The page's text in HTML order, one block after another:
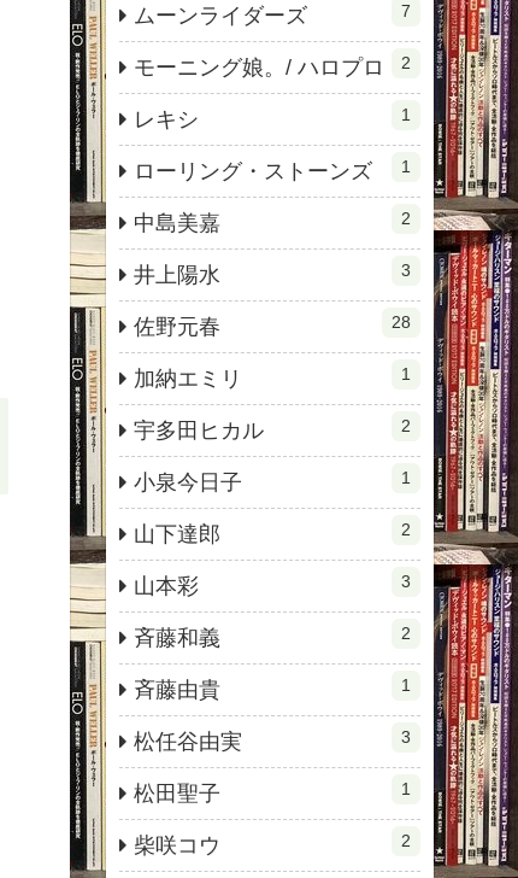
ムーンライダーズ 7
モーニング娘。/ ハロプロ 2
レキシ 1
ローリング・ストーンズ 1
中島美嘉 2
井上陽水 3
佐野元春 28
加納エミリ 1
宇多田ヒカル 2
小泉今日子 1
山下達郎 2
山本彩 3
斉藤和義 2
斉藤由貴 1
松任谷由実 3
松田聖子 1
柴咲コウ 2